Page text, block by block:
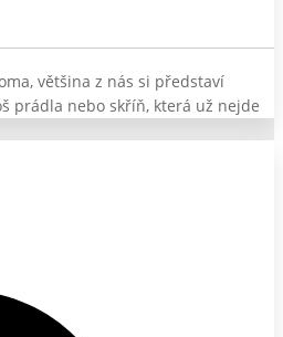
většina z nás si představí
prádla nebo skříň, která už nejde